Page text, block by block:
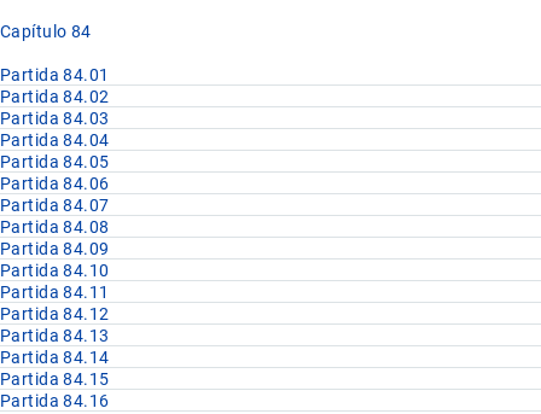
Capítulo 84
Partida 84.01
Partida 84.02
Partida 84.03
Partida 84.04
Partida 84.05
Partida 84.06
Partida 84.07
Partida 84.08
Partida 84.09
Partida 84.10
Partida 84.11
Partida 84.12
Partida 84.13
Partida 84.14
Partida 84.15
Partida 84.16